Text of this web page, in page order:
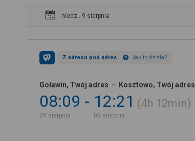
niedz.. 9 sierpnia
Z adresu pod adres Jak to działa?
Goławin, Twój adres Kosztowo, Twój adres
08:09
09 sierpnia
12:21
09 sierpnia
4h 12min